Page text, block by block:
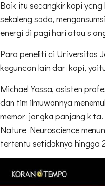
Baik itu secangkir kopi
sekaleng soda,
energi di pagi hari atau
Para peneliti di Universitas
kegunaan lain dari kopi,
Michael Yassa, asisten
dan tim ilmuwannya
memori jangka panjang
Nature Neuroscience
tertentu setidaknya hingga